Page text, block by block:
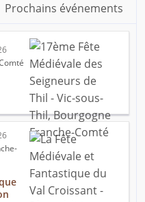
Prochains événements